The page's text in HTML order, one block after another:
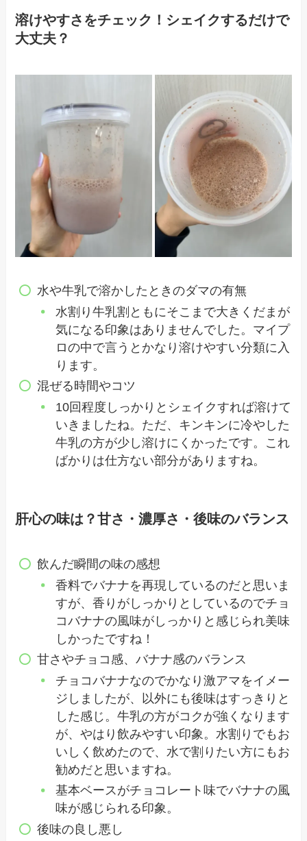
溶けやすさをチェック！シェイクするだけで
大丈夫？
水や牛乳で溶かしたときのダマの有無
水割り牛乳割ともにそこまで大きくだまが
気になる印象はありませんでした。マイプ
ロの中で言うとかなり溶けやすい分類に入
ります。
混ぜる時間やコツ
10回程度しっかりとシェイクすれば溶けて
いきましたね。ただ、キンキンに冷やした
牛乳の方が少し溶けにくかったです。これ
ばかりは仕方ない部分がありますね。
肝心の味は？甘さ・濃厚さ・後味のバランス
飲んだ瞬間の味の感想
香料でバナナを再現しているのだと思いま
すが、香りがしっかりとしているのでチョ
コバナナの風味がしっかりと感じられ美味
しかったですね！
甘さやチョコ感、バナナ感のバランス
チョコバナナなのでかなり激アマをイメー
ジしましたが、以外にも後味はすっきりと
した感じ。牛乳の方がコクが強くなります
が、やはり飲みやすい印象。水割りでもお
いしく飲めたので、水で割りたい方にもお
勧めだと思いますね。
基本ベースがチョコレート味でバナナの風
味が感じられる印象。
後味の良し悪し